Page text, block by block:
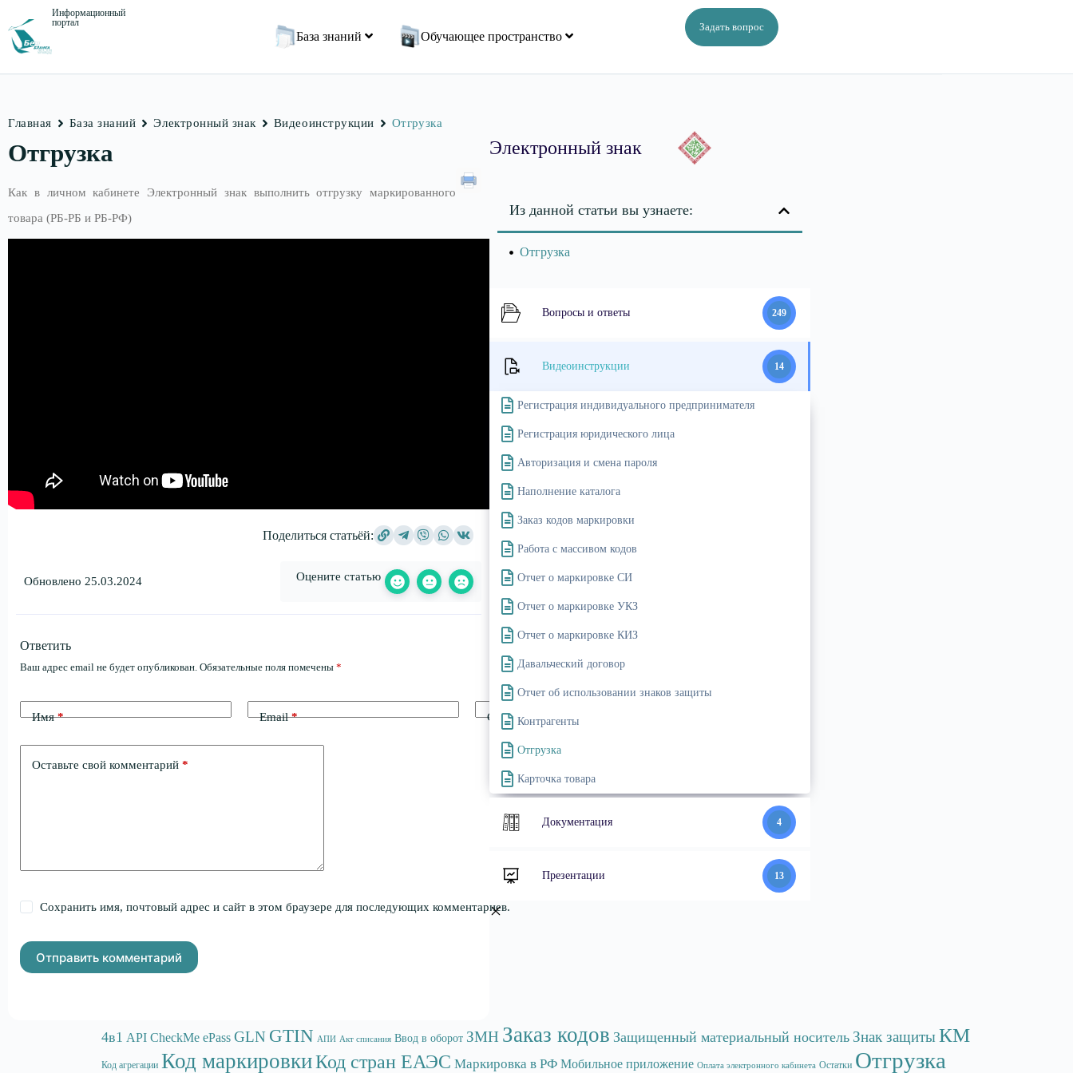
Информационный
портал
База знаний Обучающее пространство
Задать вопрос
Главная База знаний Электронный знак Видеоинструкции Отгрузка
Отгрузка
Как в личном кабинете Электронный знак выполнить отгрузку маркированного
товара (РБ-РБ и РБ-РФ)
Поделиться статьёй:
Обновлено 25.03.2024 Оцените статью
Ответить
Ваш адрес email не будет опубликован. Обязательные поля помечены *
Имя* Email* Сайт
Оставьте свой комментарий *
Сохранить имя, почтовый адрес и сайт в этом браузере для последующих комментариев.
Отправить комментарий
Электронный знак
Из данной статьи вы узнаете:
Отгрузка
Вопросы и ответы 249
Видеоинструкции 14
Регистрация индивидуального предпринимателя
Регистрация юридического лица
Авторизация и смена пароля
Наполнение каталога
Заказ кодов маркировки
Работа с массивом кодов
Отчет о маркировке СИ
Отчет о маркировке УКЗ
Отчет о маркировке КИЗ
Давальческий договор
Отчет об использовании знаков защиты
Контрагенты
Отгрузка
Карточка товара
Документация 4
Презентации 13
4в1 API CheckMe ePass GLN GTIN АПИ Акт списания Ввод в оборот ЗМН Заказ кодов Защищенный материальный носитель Знак защитыКМ
Код агрегации Код маркировкиКод стран ЕАЭС Маркировка в РФ Мобильное приложение Оплата электронного кабинета Остатки Отгрузка